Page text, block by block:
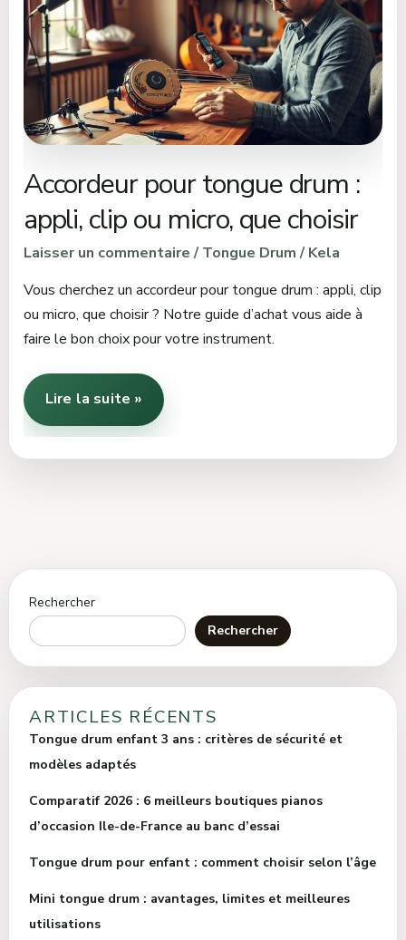
Accordeur pour tongue drum :
appli, clip ou micro, que choisir
Laisser un commentaire /Tongue Drum/Kela
Vous cherchez un accordeur pour tongue drum : appli, clip
ou micro, que choisir ? Notre guide d’achat vous aide à
faire le bon choix pour votre instrument.
drum
:
appli,
clip
ou
micro,
choisir
Lire la suite »
Rechercher
Rechercher
ARTICLES RÉCENTS
Tongue drum enfant 3 ans : critères de sécurité et
modèles adaptés
Comparatif 2026 : 6 meilleurs boutiques pianos
d’occasion Ile-de-France au banc d’essai
Tongue drum pour enfant : comment choisir selon l’âge
Mini tongue drum : avantages, limites et meilleures
utilisations